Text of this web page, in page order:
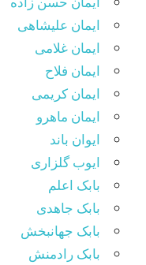
ایمان علیشاهی
ایمان غلامی
ایمان فلاح
ایمان کریمی
ایمان ماهرو
ایوان باند
ایوب گلزاری
بابک اعلم
بابک جاهدی
بابک جهانبخش
بابک رادمنش